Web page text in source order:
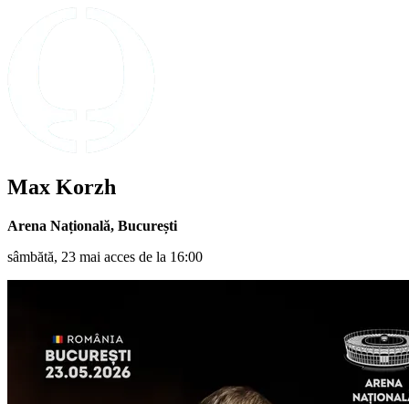
Max Korzh
Arena Națională, București
sâmbătă, 23 mai acces de la 16:00